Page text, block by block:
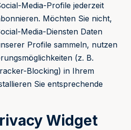
Media-Profile jederzeit
Möchten Sie nicht,
Media-Diensten Daten
Profile sammeln, nutzen
(z. B.
Blocking) in Ihrem
Sie entsprechende
Widget